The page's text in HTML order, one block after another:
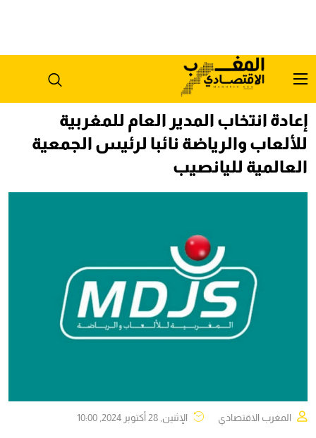
إعادة انتخاب المدير العام للمغربية
للألعاب والرياضة نائبا لرئيس الجمعية
العالمية لليانصيب
المغرب الاقتصادي الإثنين, 28 أكتوبر 2024, 10:00